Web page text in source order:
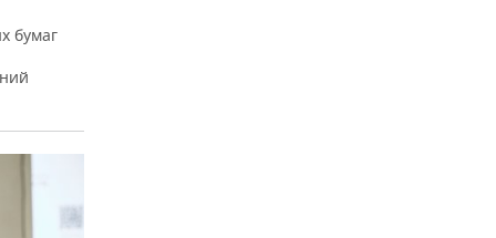
бумаг